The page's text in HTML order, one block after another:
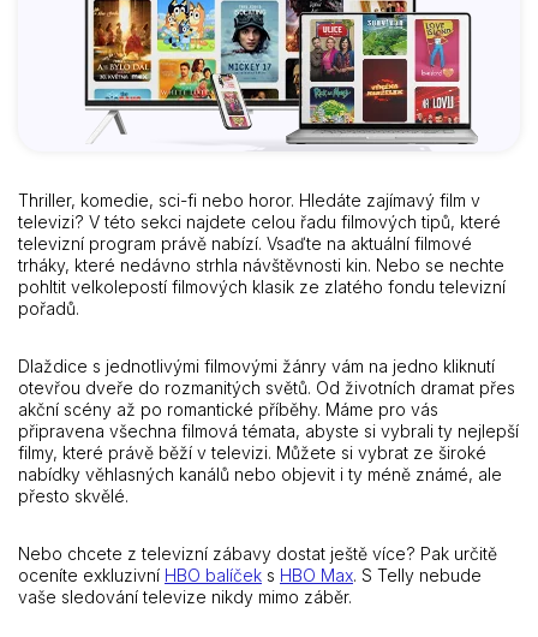
Thriller, komedie, sci-fi nebo horor. Hledáte zajímavý film v
televizi? V této sekci najdete celou řadu filmových tipů, které
televizní program právě nabízí. Vsaďte na aktuální filmové
trháky, které nedávno strhla návštěvnosti kin. Nebo se nechte
pohltit velkolepostí filmových klasik ze zlatého fondu televizní
pořadů.
Dlaždice s jednotlivými filmovými žánry vám na jedno kliknutí
otevřou dveře do rozmanitých světů. Od životních dramat přes
akční scény až po romantické příběhy. Máme pro vás
připravena všechna filmová témata, abyste si vybrali ty nejlepší
filmy, které právě běží v televizi. Můžete si vybrat ze široké
nabídky věhlasných kanálů nebo objevit i ty méně známé, ale
přesto skvělé.
Nebo chcete z televizní zábavy dostat ještě více? Pak určitě
oceníte exkluzivní HBO balíček s HBO Max. S Telly nebude
vaše sledování televize nikdy mimo záběr.